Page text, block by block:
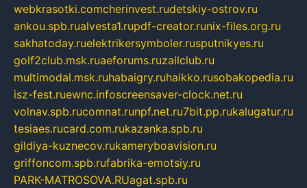
webkrasotki.comcherinvest.rudetskiy-ostrov.ru
ankou.spb.rualvesta1.rupdf-creator.runix-files.org.ru
sakhatoday.ruelektrikersymboler.rusputnikyes.ru
golf2club.msk.ruaeforums.ruzallclub.ru
multimodal.msk.ruhabaigry.ruhaikko.rusobakopedia.ru
isz-fest.ruewnc.infoscreensaver-clock.net.ru
volnav.spb.rucomnat.runpf.net.ru7bit.pp.rukalugatur.ru
tesiaes.rucard.com.rukazanka.spb.ru
gildiya-kuznecov.rukameryboavision.ru
griffoncom.spb.rufabrika-emotsiy.ru
PARK-MATROSOVA.RUagat.spb.ru